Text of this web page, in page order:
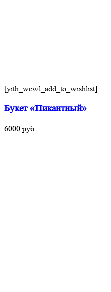
[yith_wcwl_add_to_wishlist]
Букет «Пикантный»
6000 руб.